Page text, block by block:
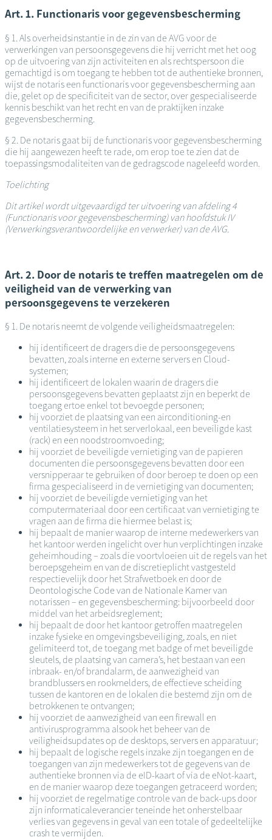
Art. 1. Functionaris voor gegevensbescherming
§ 1. Als overheidsinstantie in de zin van de AVG voor de
verwerkingen van persoonsgegevens die hij verricht met het oog
op de uitvoering van zijn activiteiten en als rechtspersoon die
gemachtigd is om toegang te hebben tot de authentieke bronnen,
wijst de notaris een functionaris voor gegevensbescherming aan
die, gelet op de specificiteit van de sector, over gespecialiseerde
kennis beschikt van het recht en van de praktijken inzake
gegevensbescherming.
§ 2. De notaris gaat bij de functionaris voor gegevensbescherming
die hij aangewezen heeft te rade, om erop toe te zien dat de
toepassingsmodaliteiten van de gedragscode nageleefd worden.
Toelichting
Dit artikel wordt uitgevaardigd ter uitvoering van afdeling 4
(Functionaris voor gegevensbescherming) van hoofdstuk IV
(Verwerkingsverantwoordelijke en verwerker) van de AVG.
Art. 2. Door de notaris te treffen maatregelen om de
veiligheid van de verwerking van
persoonsgegevens te verzekeren
§ 1. De notaris neemt de volgende veiligheidsmaatregelen:
hij identificeert de dragers die de persoonsgegevens
bevatten, zoals interne en externe servers en Cloud-
systemen;
hij identificeert de lokalen waarin de dragers die
persoonsgegevens bevatten geplaatst zijn en beperkt de
toegang ertoe enkel tot bevoegde personen;
hij voorziet de plaatsing van een airconditioning-en
ventilatiesysteem in het serverlokaal, een beveiligde kast
(rack) en een noodstroomvoeding;
hij voorziet de beveiligde vernietiging van de papieren
documenten die persoonsgegevens bevatten door een
versnipperaar te gebruiken of door beroep te doen op een
firma gespecialiseerd in de vernietiging van documenten;
hij voorziet de beveiligde vernietiging van het
computermateriaal door een certificaat van vernietiging te
vragen aan de firma die hiermee belast is;
hij bepaalt de manier waarop de interne medewerkers van
het kantoor werden ingelicht over hun verplichtingen inzake
geheimhouding – zoals die voortvloeien uit de regels van het
beroepsgeheim en van de discretieplicht vastgesteld
respectievelijk door het Strafwetboek en door de
Deontologische Code van de Nationale Kamer van
notarissen – en gegevensbescherming: bijvoorbeeld door
middel van het arbeidsreglement;
hij bepaalt de door het kantoor getroffen maatregelen
inzake fysieke en omgevingsbeveiliging, zoals, en niet
gelimiteerd tot, de toegang met badge of met beveiligde
sleutels, de plaatsing van camera’s, het bestaan van een
inbraak- en/of brandalarm, de aanwezigheid van
brandblussers en rookmelders, de effectieve scheiding
tussen de kantoren en de lokalen die bestemd zijn om de
betrokkenen te ontvangen;
hij voorziet de aanwezigheid van een firewall en
antivirusprogramma alsook het beheer van de
veiligheidsupdates op de desktops, servers en apparatuur;
hij bepaalt de logische regels inzake zijn toegangen en de
toegangen van zijn medewerkers tot de gegevens van de
authentieke bronnen via de eID-kaart of via de eNot-kaart,
en de manier waarop deze toegangen getraceerd worden;
hij voorziet de regelmatige controle van de back-ups door
zijn informaticaleverancier teneinde het onherstelbaar
verlies van gegevens in geval van een totale of gedeeltelijke
crash te vermijden.